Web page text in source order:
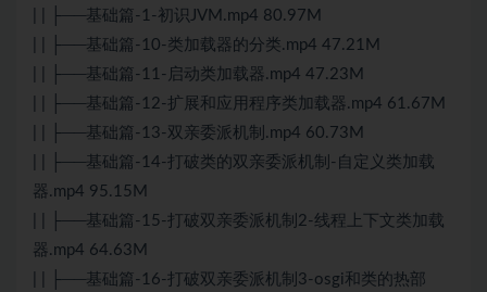
| | ├──基础篇-1-初识JVM.mp4 80.97M
| | ├──基础篇-10-类加载器的分类.mp4 47.21M
| | ├──基础篇-11-启动类加载器.mp4 47.23M
| | ├──基础篇-12-扩展和应用程序类加载器.mp4 61.67M
| | ├──基础篇-13-双亲委派机制.mp4 60.73M
| | ├──基础篇-14-打破类的双亲委派机制-自定义类加载
器.mp4 95.15M
| | ├──基础篇-15-打破双亲委派机制2-线程上下文类加载
器.mp4 64.63M
| | ├──基础篇-16-打破双亲委派机制3-osgi和类的热部